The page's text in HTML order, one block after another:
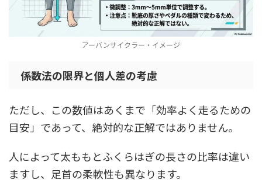
アーバンサイクラー・イメージ
係数法の限界と個人差の考慮
ただし、この数値はあくまで「効率よく走るための
目安」であって、絶対的な正解ではありません。
人によって太ももとふくらはぎの長さの比率は違い
ますし、足首の柔軟性も異なります。